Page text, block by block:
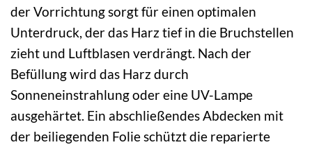
der Vorrichtung sorgt für einen optimalen
Unterdruck, der das Harz tief in die Bruchstellen
zieht und Luftblasen verdrängt. Nach der
Befüllung wird das Harz durch
Sonneneinstrahlung oder eine UV-Lampe
ausgehärtet. Ein abschließendes Abdecken mit
der beiliegenden Folie schützt die reparierte